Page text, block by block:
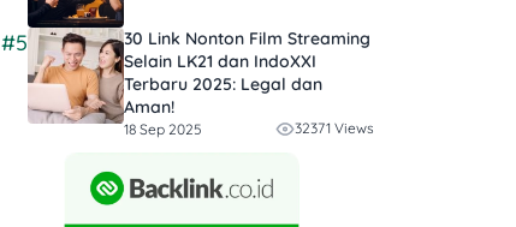
#5
30 Link Nonton Film Streaming
Selain LK21 dan IndoXXI
Terbaru 2025: Legal dan
Aman!
18 Sep 2025 32371 Views